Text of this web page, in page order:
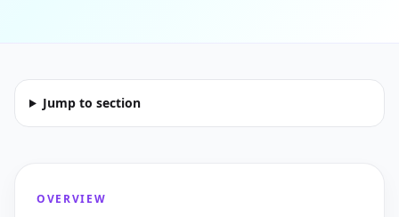
Jump to section
OVERVIEW